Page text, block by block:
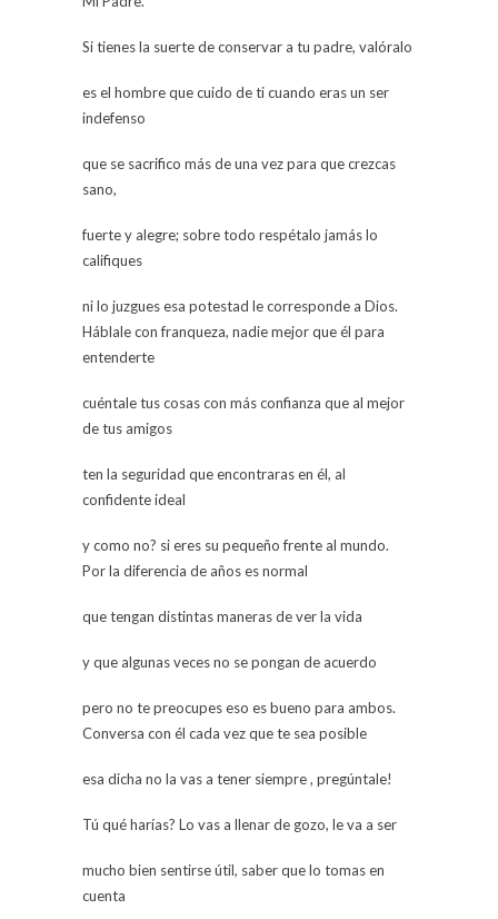
Si tienes la suerte de conservar a tu padre, valóralo
es el hombre que cuido de ti cuando eras un ser
indefenso
que se sacrifico más de una vez para que crezcas
sano,
fuerte y alegre; sobre todo respétalo jamás lo
califiques
ni lo juzgues esa potestad le corresponde a Dios.
Háblale con franqueza, nadie mejor que él para
entenderte
cuéntale tus cosas con más confianza que al mejor
de tus amigos
ten la seguridad que encontraras en él, al
confidente ideal
y como no? si eres su pequeño frente al mundo.
Por la diferencia de años es normal
que tengan distintas maneras de ver la vida
y que algunas veces no se pongan de acuerdo
pero no te preocupes eso es bueno para ambos.
Conversa con él cada vez que te sea posible
esa dicha no la vas a tener siempre , pregúntale!
Tú qué harías? Lo vas a llenar de gozo, le va a ser
mucho bien sentirse útil, saber que lo tomas en
cuenta